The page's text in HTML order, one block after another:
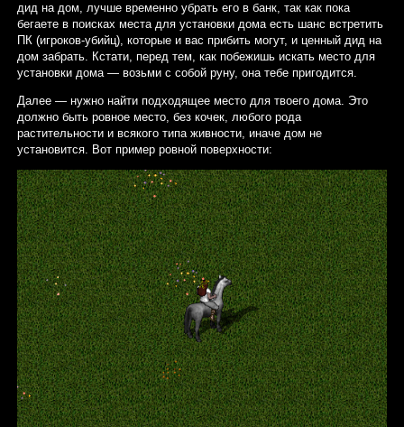
дид на дом, лучше временно убрать его в банк, так как пока
бегаете в поисках места для установки дома есть шанс встретить
ПК (игроков-убийц), которые и вас прибить могут, и ценный дид на
дом забрать. Кстати, перед тем, как побежишь искать место для
установки дома — возьми с собой руну, она тебе пригодится.
Далее — нужно найти подходящее место для твоего дома. Это
должно быть ровное место, без кочек, любого рода
растительности и всякого типа живности, иначе дом не
установится. Вот пример ровной поверхности: